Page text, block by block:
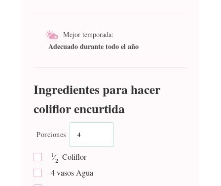
Mejor temporada:
Adecuado durante todo el año
Ingredientes para hacer
coliflor encurtida
Porciones
1⁄2 Coliflor
4vasosAgua